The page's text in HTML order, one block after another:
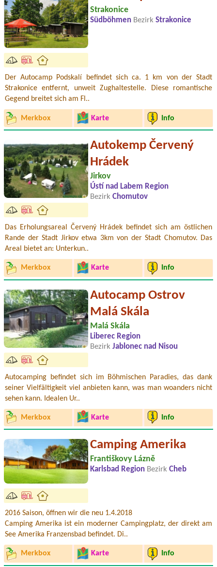
Strakonice
Südböhmen Bezirk Strakonice
Der Autocamp Podskalí befindet sich ca. 1 km von der Stadt
Strakonice entfernt, unweit Zughaltestelle. Diese romantische
Gegend breitet sich am Fl..
Merkbox Karte Info
Autokemp Červený
Hrádek
Jirkov
Ústí nad Labem Region
Bezirk Chomutov
Das Erholungsareal Červený Hrádek befindet sich am östlichen
Rande der Stadt Jirkov etwa 3km von der Stadt Chomutov. Das
Areal bietet an: Unterkun..
Merkbox Karte Info
Autocamp Ostrov
Malá Skála
Malá Skála
Liberec Region
Bezirk Jablonec nad Nisou
Autocamping befindet sich im Böhmischen Paradies, das dank
seiner Vielfältigkeit viel anbieten kann, was man woanders nicht
sehen kann. Idealen Ur..
Merkbox Karte Info
Camping Amerika
Františkovy Lázně
Karlsbad Region Bezirk Cheb
2016 Saison, öffnen wir die neu 1.4.2018
Camping Amerika ist ein moderner Campingplatz, der direkt am
See Amerika Franzensbad befindet. Di..
Merkbox Karte Info